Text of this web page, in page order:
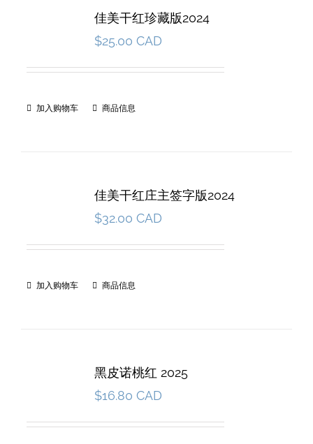
佳美干红珍藏版2024
$25.00 CAD
加入购物车 商品信息
佳美干红庄主签字版2024
$32.00 CAD
加入购物车 商品信息
黑皮诺桃红 2025
$16.80 CAD